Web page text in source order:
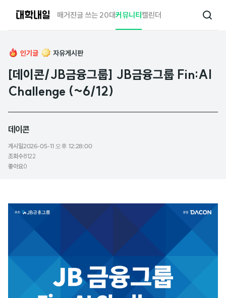
매거진글 쓰는 20대커뮤니티캘린더
검
인기글 자유게시판
[데이콘/JB금융그룹] JB금융그룹 Fin:AI
Challenge (~6/12)
데이콘
게시일2026-05-11 오후 12:28:00
조회수8122
좋아요0